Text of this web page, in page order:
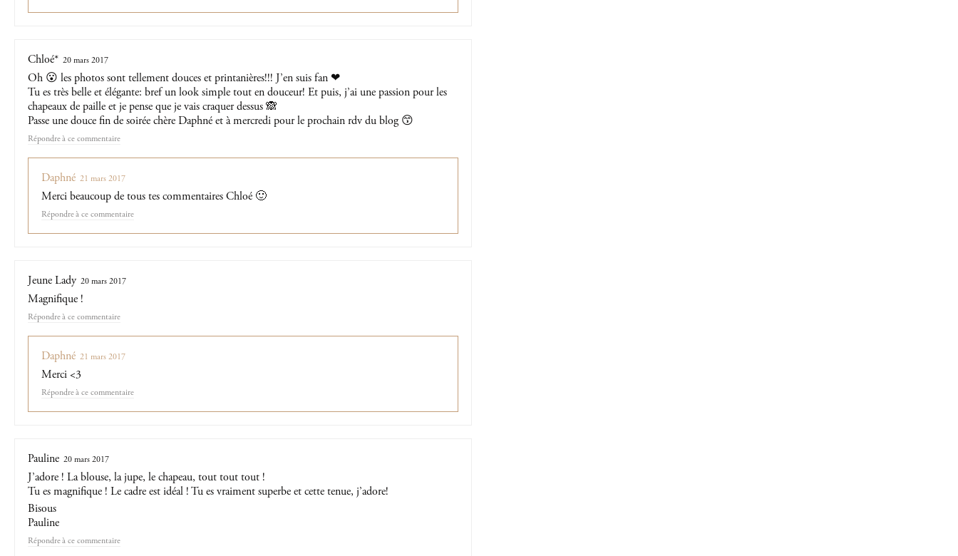
Chloé* 20 mars 2017
Oh 😮 les photos sont tellement douces et printanières!!! J’en suis fan ❤
Tu es très belle et élégante: bref un look simple tout en douceur! Et puis, j’ai une passion pour les
chapeaux de paille et je pense que je vais craquer dessus 🙈
Passe une douce fin de soirée chère Daphné et à mercredi pour le prochain rdv du blog 😙
Répondre
Daphné 21 mars 2017
Merci beaucoup de tous tes commentaires Chloé 🙂
Répondre
Jeune Lady 20 mars 2017
Magnifique !
Répondre
Daphné 21 mars 2017
Merci <3
Répondre
Pauline 20 mars 2017
J’adore ! La blouse, la jupe, le chapeau, tout tout tout !
Tu es magnifique ! Le cadre est idéal ! Tu es vraiment superbe et cette tenue, j’adore!
Bisous
Pauline
Répondre